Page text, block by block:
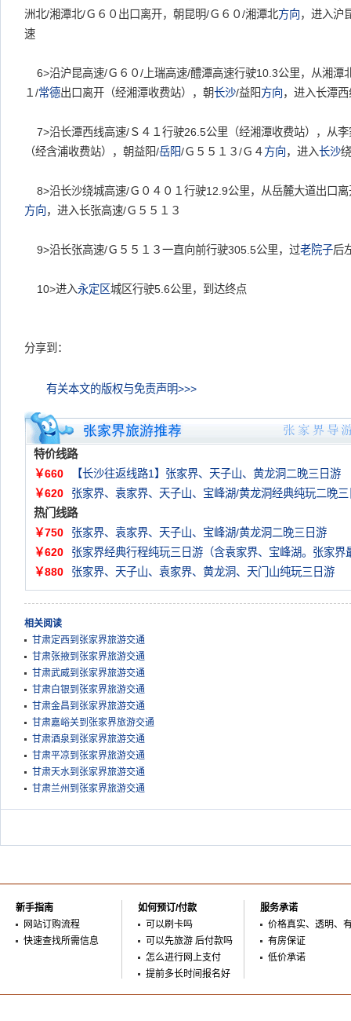
洲北/湘潭北/Ｇ６０出口离开，朝昆明/Ｇ６０/湘潭北方向，进入沪
速
6>沿沪昆高速/Ｇ６０/上瑞高速/醴潭高速行驶10.3公里，从湘潭
１/常德出口离开（经湘潭收费站），朝长沙/益阳方向，进入长潭
7>沿长潭西线高速/Ｓ４１行驶26.5公里（经湘潭收费站），从
（经含浦收费站），朝益阳/岳阳/Ｇ５５１３/Ｇ４方向，进入长沙
8>沿长沙绕城高速/Ｇ０４０１行驶12.9公里，从岳麓大道出口
方向，进入长张高速/Ｇ５５１３
9>沿长张高速/Ｇ５５１３一直向前行驶305.5公里，过老院子后
10>进入永定区城区行驶5.6公里，到达终点
分享到：
有关本文的版权与免责声明>>>
特价线路
￥660
【长沙往返线路1】张家界、天子山、黄龙洞二晚三日游
￥620
张家界、袁家界、天子山、宝峰湖/黄龙洞经典纯玩二晚三
热门线路
￥750
张家界、袁家界、天子山、宝峰湖/黄龙洞二晚三日游
￥620
张家界经典行程纯玩三日游（含袁家界、宝峰湖。张家界
￥880
张家界、天子山、袁家界、黄龙洞、天门山纯玩三日游
相关阅读
甘肃定西到张家界旅游交通
甘肃张掖到张家界旅游交通
甘肃武威到张家界旅游交通
甘肃白银到张家界旅游交通
甘肃金昌到张家界旅游交通
甘肃嘉峪关到张家界旅游交通
甘肃酒泉到张家界旅游交通
甘肃平凉到张家界旅游交通
甘肃天水到张家界旅游交通
甘肃兰州到张家界旅游交通
新手指南
网站订购流程
快速查找所需信息
如何预订/付款
可以刷卡吗
可以先旅游 后付款吗
怎么进行网上支付
提前多长时间报名好
服务承诺
价格真实、透明、
有房保证
低价承诺